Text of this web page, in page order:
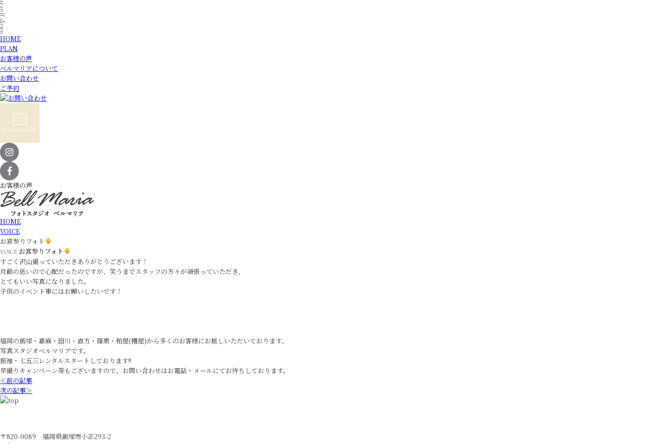
HOME
PLAN
お客様の声
ベルマリアについて
お問い合わせ
ご予約
お客様の声
HOME
VOICE
お宮参りフォト
VOICEお宮参りフォト
すごく沢山撮っていただきありがとうございます！
月齢の低いので心配だったのですが、笑うまでスタッフの方々が頑張っていただき、
とてもいい写真になりました。
子供のイベント事にはお願いしたいです！
福岡の飯塚・嘉麻・田川・直方・篠栗・粕屋(糟屋)から多くのお客様にお越しいただいております、
写真スタジオベルマリアです。
振袖・七五三レンタルスタートしております!!
早撮りキャンペーン等もございますので、お問い合わせはお電話・メールにてお待ちしております。
＜前の記事
次の記事＞
〒820-0089 福岡県飯塚市小正293-2